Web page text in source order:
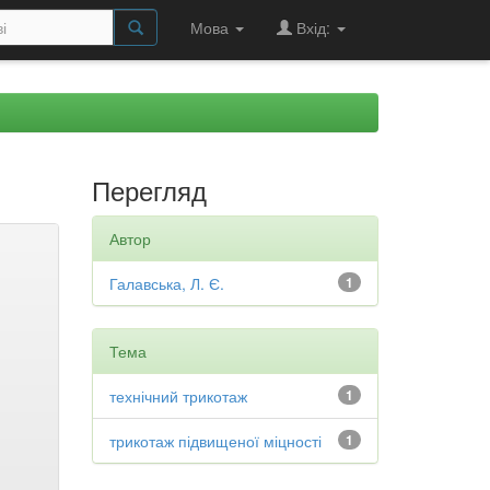
Мова Вхід:
Перегляд
Автор
1
Галавська, Л. Є.
Тема
1
технічний трикотаж
1
трикотаж підвищеної міцності